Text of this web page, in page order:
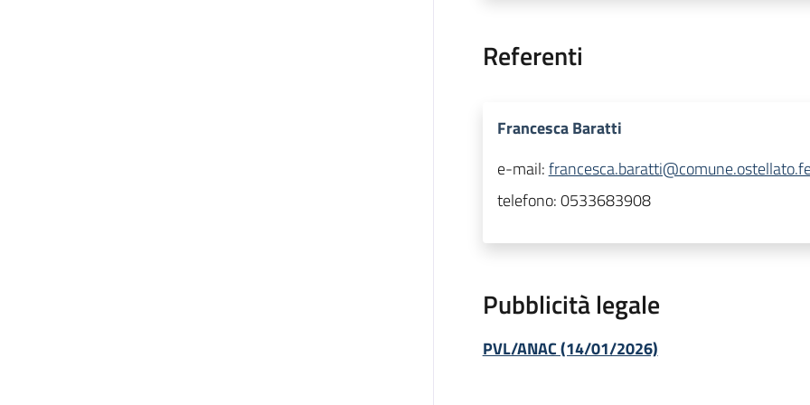
Referenti
Francesca Baratti
e-mail:
telefono:0533683908
Pubblicità legale
PVL/ANAC (14/01/2026)